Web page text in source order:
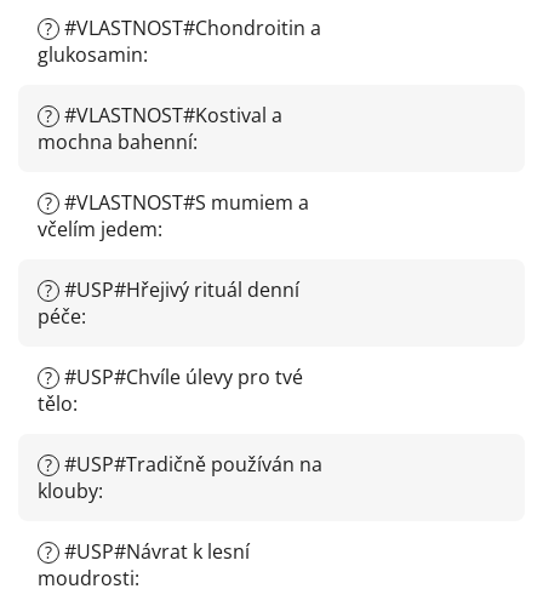
? #VLASTNOST#Chondroitin a
glukosamin:
? #VLASTNOST#Kostival a
mochna bahenní:
? #VLASTNOST#S mumiem a
včelím jedem:
? #USP#Hřejivý rituál denní
péče:
? #USP#Chvíle úlevy pro tvé
tělo:
? #USP#Tradičně používán na
klouby:
? #USP#Návrat k lesní
moudrosti: